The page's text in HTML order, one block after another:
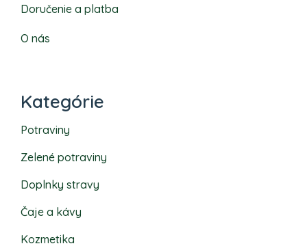
Doručenie a platba
O nás
Kategórie
Potraviny
Zelené potraviny
Doplnky stravy
Čaje a kávy
Kozmetika